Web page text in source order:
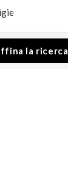
la ricerca